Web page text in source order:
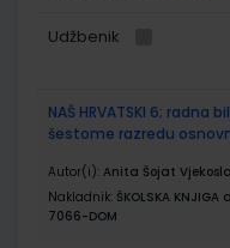
Udžbenik
NAŠ HRVATSKI 6;
šestome razredu
Autor(i): Anita Šojat
Nakladnik: ŠKOLSKA KNJIGA
7066-DOM